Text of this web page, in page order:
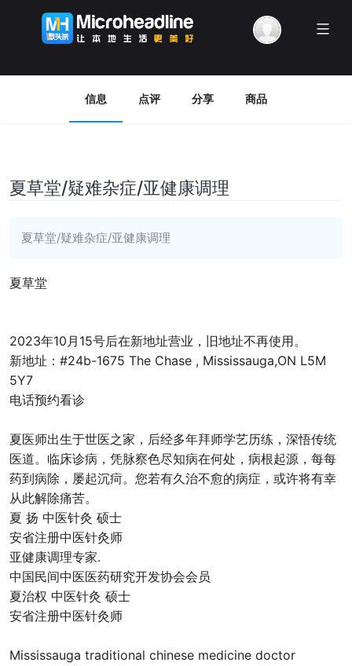
Menu
信息 点评 分享 商品
夏草堂/疑难杂症/亚健康调理
夏草堂/疑难杂症/亚健康调理
夏草堂
2023年10月15号后在新地址营业，旧地址不再使用。
新地址：#24b-1675 The Chase , Mississauga,ON L5M
5Y7
电话预约看诊
夏医师出生于世医之家，后经多年拜师学艺历练，深悟传统
医道。临床诊病，凭脉察色尽知病在何处，病根起源，每每
药到病除，屡起沉疴。您若有久治不愈的病症，或许将有幸
从此解除痛苦。
夏 扬 中医针灸 硕士
安省注册中医针灸师
亚健康调理专家.
中国民间中医医药研究开发协会会员
夏治权 中医针灸 硕士
安省注册中医针灸师
Mississauga traditional chinese medicine doctor